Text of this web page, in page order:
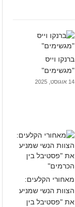
ברנקו וייס
"מגשימים"
14 אוגוסט, 2025
מאחורי הקלעים:
הצוות הנשי שמניע
את "פסטיבל בין